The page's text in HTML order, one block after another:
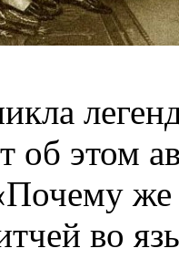
об этом
же
во